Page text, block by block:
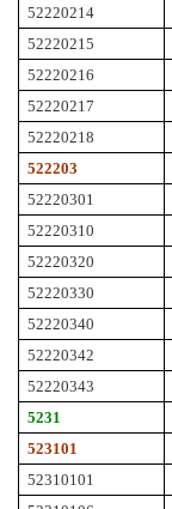
52220214
52220215
52220216
52220217
52220218
522203
52220301
52220310
52220320
52220330
52220340
52220342
52220343
5231
523101
52310101